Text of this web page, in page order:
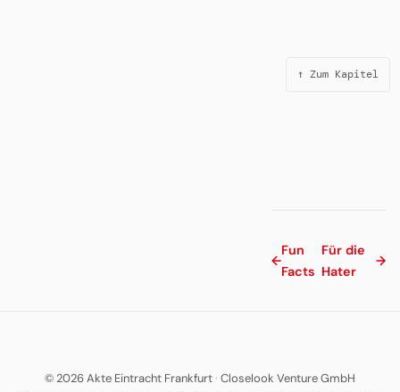
↑ Zum Kapitel
←
Fun
Facts
Für die
Hater
→
© 2026 Akte Eintracht Frankfurt· Closelook Venture GmbH